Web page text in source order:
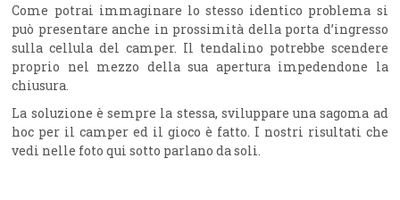
Come potrai immaginare lo stesso identico problema si
può presentare anche in prossimità della porta d’ingresso
sulla cellula del camper. Il tendalino potrebbe scendere
proprio nel mezzo della sua apertura impedendone la
chiusura.
La soluzione è sempre la stessa, sviluppare una sagoma ad
hoc per il camper ed il gioco è fatto. I nostri risultati che
vedi nelle foto qui sotto parlano da soli.